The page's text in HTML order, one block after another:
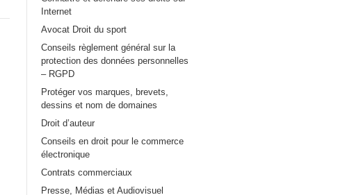
Internet
Avocat Droit du sport
Conseils règlement général sur la
protection des données personnelles
– RGPD
Protéger vos marques, brevets,
dessins et nom de domaines
Droit d’auteur
Conseils en droit pour le commerce
électronique
Contrats commerciaux
Presse, Médias et Audiovisuel